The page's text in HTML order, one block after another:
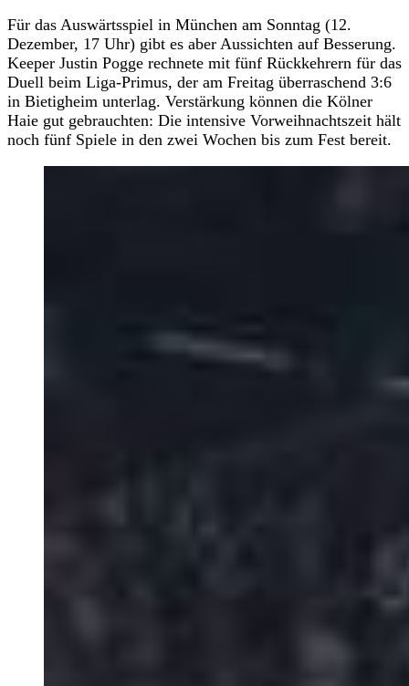
Für das Auswärtsspiel in München am Sonntag (12.
Dezember, 17 Uhr) gibt es aber Aussichten auf Besserung.
Keeper Justin Pogge rechnete mit fünf Rückkehrern für das
Duell beim Liga-Primus, der am Freitag überraschend 3:6
in Bietigheim unterlag. Verstärkung können die Kölner
Haie gut gebrauchten: Die intensive Vorweihnachtszeit hält
noch fünf Spiele in den zwei Wochen bis zum Fest bereit.